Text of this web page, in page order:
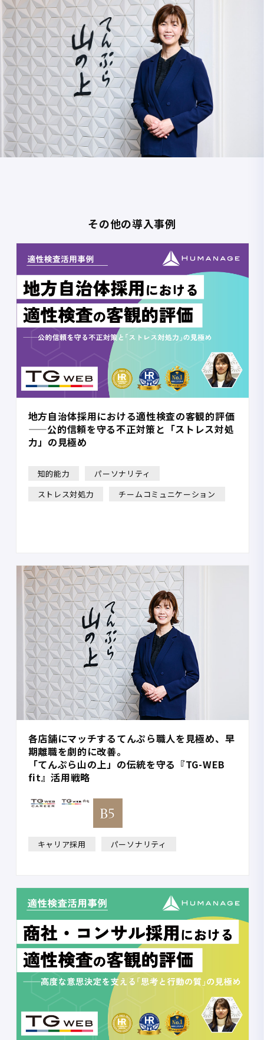
その他の導入事例
地方自治体採用における適性検査の客観的評価
——公的信頼を守る不正対策と「ストレス対処
力」の見極め
知的能力
パーソナリティ
ストレス対処力
チームコミュニケーション
各店舗にマッチするてんぷら職人を見極め、早
期離職を劇的に改善。
「てんぷら山の上」の伝統を守る『TG-WEB
fit』活用戦略
キャリア採用 パーソナリティ